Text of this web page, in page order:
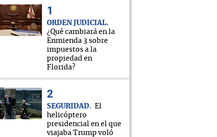
ORDEN JUDICIAL
¿Qué cambiará en la
Enmienda 3 sobre
impuestos a la
propiedad en
Florida?
SEGURIDAD
El
helicóptero
presidencial en el que
viajaba Trump voló